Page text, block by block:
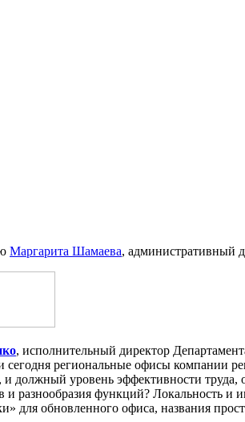
Маргарита Шамаева, административный
, исполнительный директор
сегодня региональные офисы компании
должный уровень эффективности
и разнообразия функций? Локальность
для обновленного офиса, названия